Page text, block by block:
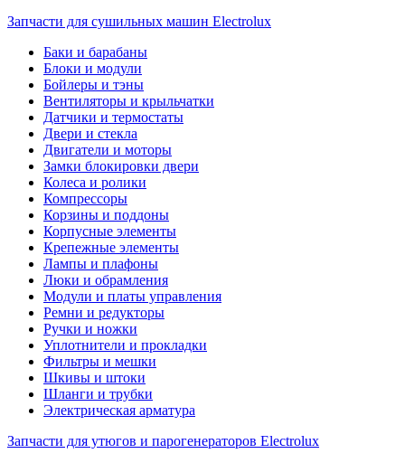
Запчасти для сушильных машин Electrolux
Баки и барабаны
Блоки и модули
Бойлеры и тэны
Вентиляторы и крыльчатки
Датчики и термостаты
Двери и стекла
Двигатели и моторы
Замки блокировки двери
Колеса и ролики
Компрессоры
Корзины и поддоны
Корпусные элементы
Крепежные элементы
Лампы и плафоны
Люки и обрамления
Модули и платы управления
Ремни и редукторы
Ручки и ножки
Уплотнители и прокладки
Фильтры и мешки
Шкивы и штоки
Шланги и трубки
Электрическая арматура
Запчасти для утюгов и парогенераторов Electrolux